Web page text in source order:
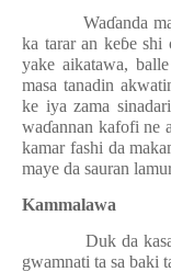
Waɗanda
ka tarar an keɓe shi
yake aikatawa,
masa tanadin
ke iya zama
waɗannan kafofi ne
kamar fashi da
maye da sauran
Kammalawa
Duk da
gwamnati ta sa baki